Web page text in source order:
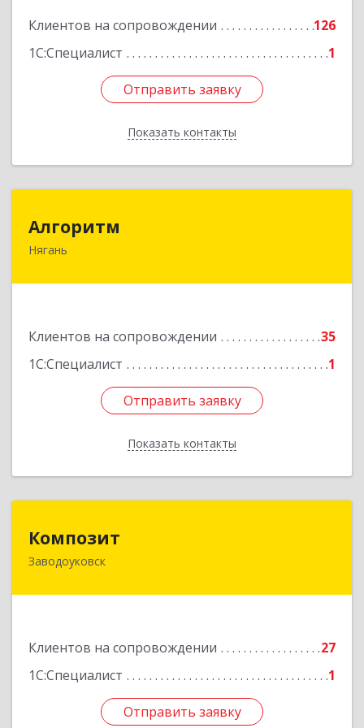
Клиентов на сопровождении
126
1С:Специалист
1
Отправить заявку
Показать контакты
Подробнее
Отправить заявку
Назад
Алгоритм
Нягань
Клиентов на сопровождении
35
1С:Специалист
1
Отправить заявку
Показать контакты
628186, Ханты-Мансийский Автономный округ
Подробнее
Отправить заявку
Назад
Композит
Заводоуковск
Клиентов на сопровождении
27
1С:Специалист
1
Отправить заявку
627140, Тюменская обл, Заводоуковский р-н,
Отправить заявку